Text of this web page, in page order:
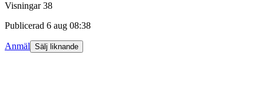
Visningar 38
Publicerad 6 aug 08:38
Anmäl Sälj liknande